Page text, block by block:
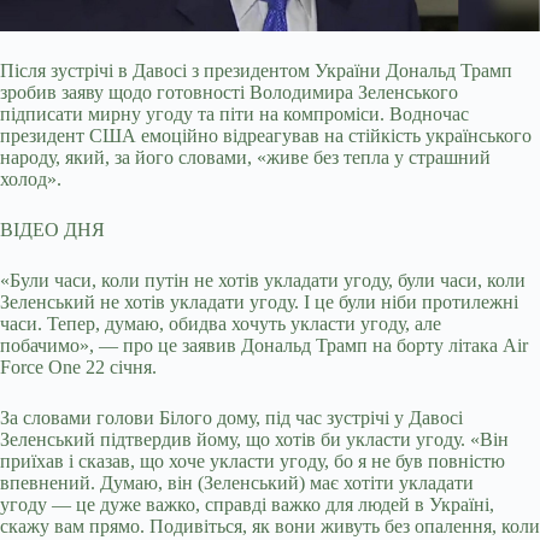
Після зустрічі в Давосі з президентом України Дональд Трамп
зробив заяву щодо готовності Володимира Зеленського
підписати мирну угоду та піти на компроміси. Водночас
президент США емоційно відреагував на стійкість українського
народу, який, за його словами, «живе без тепла у страшний
холод».
ВІДЕО ДНЯ
«Були часи, коли путін не хотів укладати угоду, були часи, коли
Зеленський не хотів укладати угоду. І це були ніби протилежні
часи. Тепер, думаю, обидва хочуть укласти угоду, але
побачимо», — про це заявив Дональд Трамп на борту літака Air
Force One 22 січня.
За словами голови Білого дому, під час зустрічі у Давосі
Зеленський підтвердив йому, що хотів би укласти угоду. «Він
приїхав і сказав, що хоче укласти угоду, бо я не був повністю
впевнений. Думаю, він (Зеленський) має хотіти укладати
угоду — це дуже важко, справді важко для людей в Україні,
скажу вам прямо. Подивіться, як вони живуть без опалення, коли